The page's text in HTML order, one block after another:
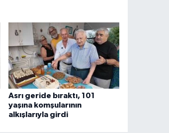
Asrı geride bıraktı, 101
yaşına komşularının
alkışlarıyla girdi